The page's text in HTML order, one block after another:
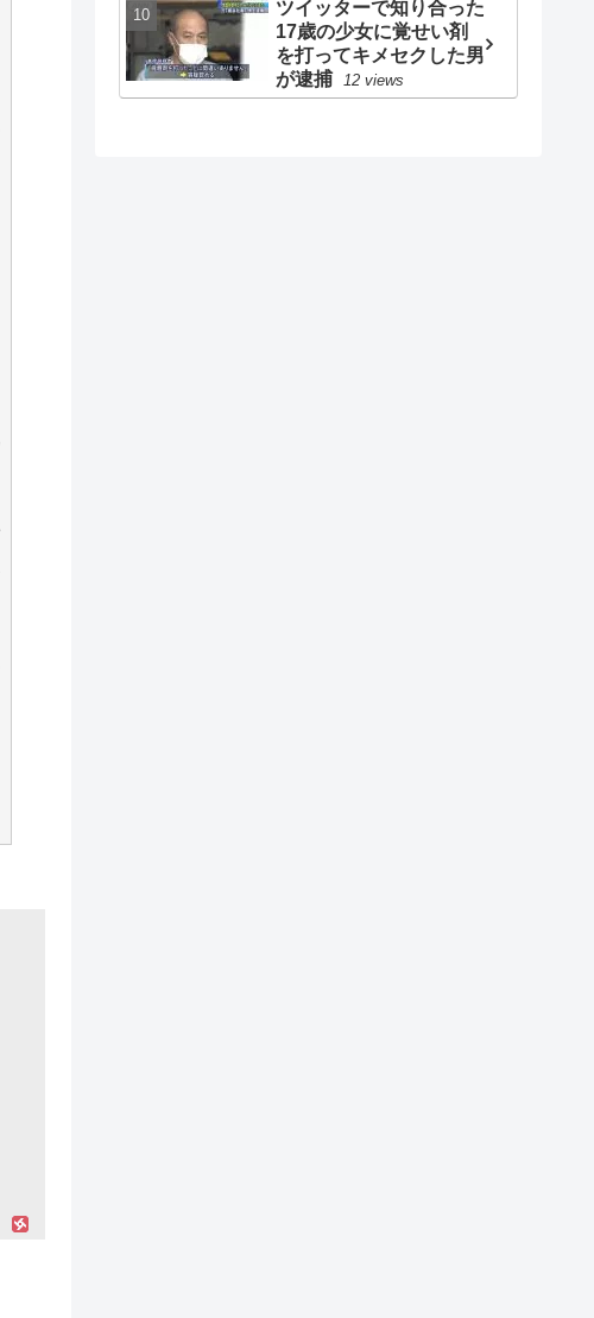
ツイッターで知り合った
17歳の少女に覚せい剤
を打ってキメセクした男
が逮捕 12 views